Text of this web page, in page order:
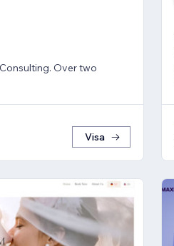
Over two
Visa